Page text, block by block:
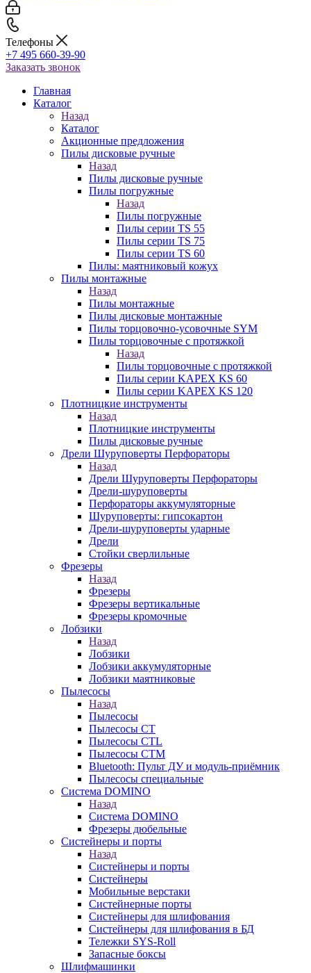
Телефоны
+7 495 660-39-90
Заказать звонок
Главная
Каталог
Назад
Каталог
Акционные предложения
Пилы дисковые ручные
Назад
Пилы дисковые ручные
Пилы погружные
Назад
Пилы погружные
Пилы серии TS 55
Пилы серии TS 75
Пилы серии TS 60
Пилы: маятниковый кожух
Пилы монтажные
Назад
Пилы монтажные
Пилы дисковые монтажные
Пилы торцовочно-усовочные SYM
Пилы торцовочные с протяжкой
Назад
Пилы торцовочные с протяжкой
Пилы серии KAPEX KS 60
Пилы серии KAPEX KS 120
Плотницкие инструменты
Назад
Плотницкие инструменты
Пилы дисковые ручные
Дрели Шуруповерты Перфораторы
Назад
Дрели Шуруповерты Перфораторы
Дрели-шуруповерты
Перфораторы аккумуляторные
Шуруповерты: гипсокартон
Дрели-шуруповерты ударные
Дрели
Стойки сверлильные
Фрезеры
Назад
Фрезеры
Фрезеры вертикальные
Фрезеры кромочные
Лобзики
Назад
Лобзики
Лобзики аккумуляторные
Лобзики маятниковые
Пылесосы
Назад
Пылесосы
Пылесосы CT
Пылесосы CTL
Пылесосы CTM
Bluetooth: Пульт ДУ и модуль-приёмник
Пылесосы специальные
Система DOMINO
Назад
Система DOMINO
Фрезеры дюбельные
Систейнеры и порты
Назад
Систейнеры и порты
Систейнеры
Мобильные верстаки
Систейнерные порты
Систейнеры для шлифования
Систейнеры для шлифования в БД
Тележки SYS-Roll
Запасные боксы
Шлифмашинки